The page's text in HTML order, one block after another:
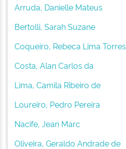
Arruda, Danielle Mateus
Bertolli, Sarah Suzane
Coqueiro, Rebeca Lima Torres
Costa, Alan Carlos da
Lima, Camila Ribeiro de
Loureiro, Pedro Pereira
Nacife, Jean Marc
Oliveira, Geraldo Andrade de